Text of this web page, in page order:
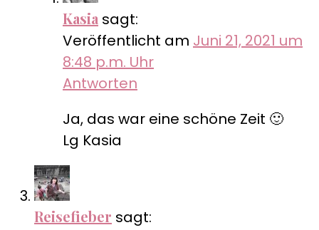
Kasia sagt:
Veröffentlicht am Juni 21, 2021 um
8:48 p.m. Uhr
Antworten
Ja, das war eine schöne Zeit 🙂
Lg Kasia
Reisefieber sagt: